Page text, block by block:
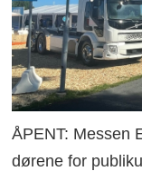
ÅPENT: Messen
dørene for